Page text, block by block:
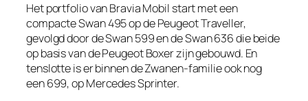
Het portfolio van Bravia Mobil start met een
compacte Swan 495 op de Peugeot Traveller,
gevolgd door de Swan 599 en de Swan 636 die beide
op basis van de Peugeot Boxer zijn gebouwd. En
tenslotte is er binnen de Zwanen-familie ook nog
een 699, op Mercedes Sprinter.